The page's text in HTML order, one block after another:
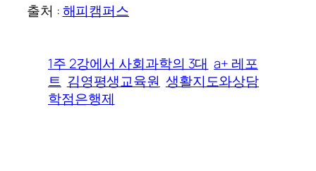
출처 :해피캠퍼스
1주 2강에서 사회과학의 3대 a+ 레포
트 김영평생교육원 생활지도와상담
학점은행제